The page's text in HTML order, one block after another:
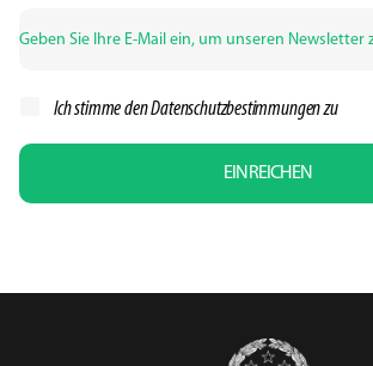
Ich stimme denDatenschutzbestimmungen zu
EINREICHEN